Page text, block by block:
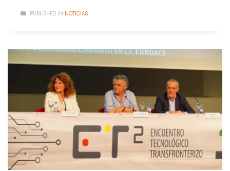
PUBLISHED IN NOTICIAS